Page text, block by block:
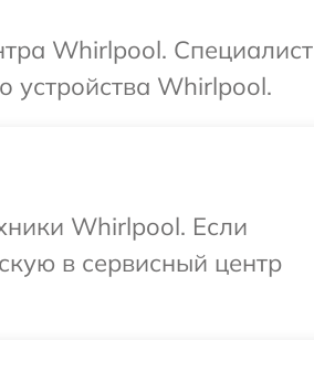
Whirlpool. Специалист
устройства Whirlpool.
Whirlpool. Если
в сервисный центр